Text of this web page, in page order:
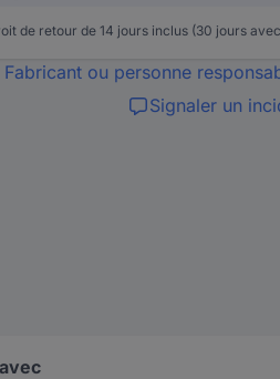
de retour de 14 jours inclus (30 jours avec
Fabricant ou personne
Signaler un